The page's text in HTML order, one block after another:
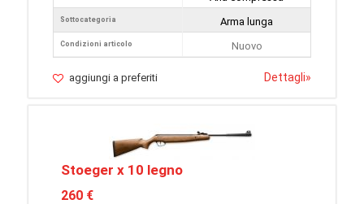
Sottocategoria
Condizioni articolo
Arma lunga
Nuovo
aggiungi a preferiti Dettagli»
Stoeger x 10 legno
260 €